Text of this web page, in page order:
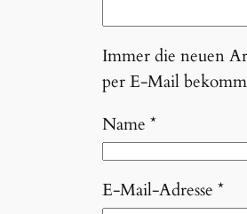
Immer die neuen
per E-Mail
Name*
E-Mail-Adresse*